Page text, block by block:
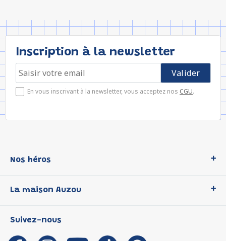
Inscription à la newsletter
En vous inscrivant à la newsletter, vous acceptez nos CGU.
Nos héros
P'tit Loup
Les Influenceuses
La maison Auzou
Notre histoire
Suivez-nous